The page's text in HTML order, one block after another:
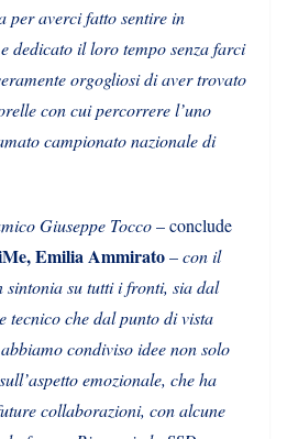
per averci fatto sentire in
dedicato il loro tempo senza farci
orgogliosi di aver trovato
con cui percorrere l’uno
campionato nazionale di
Giuseppe Tocco– conclude
Emilia Ammirato–con il
sintonia su tutti i fronti, sia dal
tecnico che dal punto di vista
condiviso idee non solo
emozionale, che ha
collaborazioni, con alcune